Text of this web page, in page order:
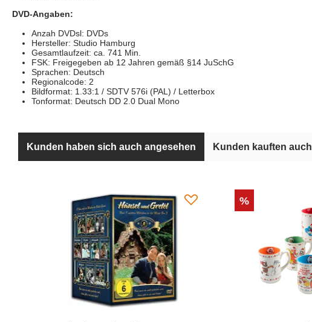
DVD-Angaben:
Anzah DVDsl: DVDs
Hersteller: Studio Hamburg
Gesamtlaufzeit: ca. 741 Min.
FSK: Freigegeben ab 12 Jahren gemäß §14 JuSchG
Sprachen: Deutsch
Regionalcode: 2
Bildformat: 1.33:1 / SDTV 576i (PAL) / Letterbox
Tonformat: Deutsch DD 2.0 Dual Mono
Kunden haben sich auch angesehen Kunden kauften auch
%